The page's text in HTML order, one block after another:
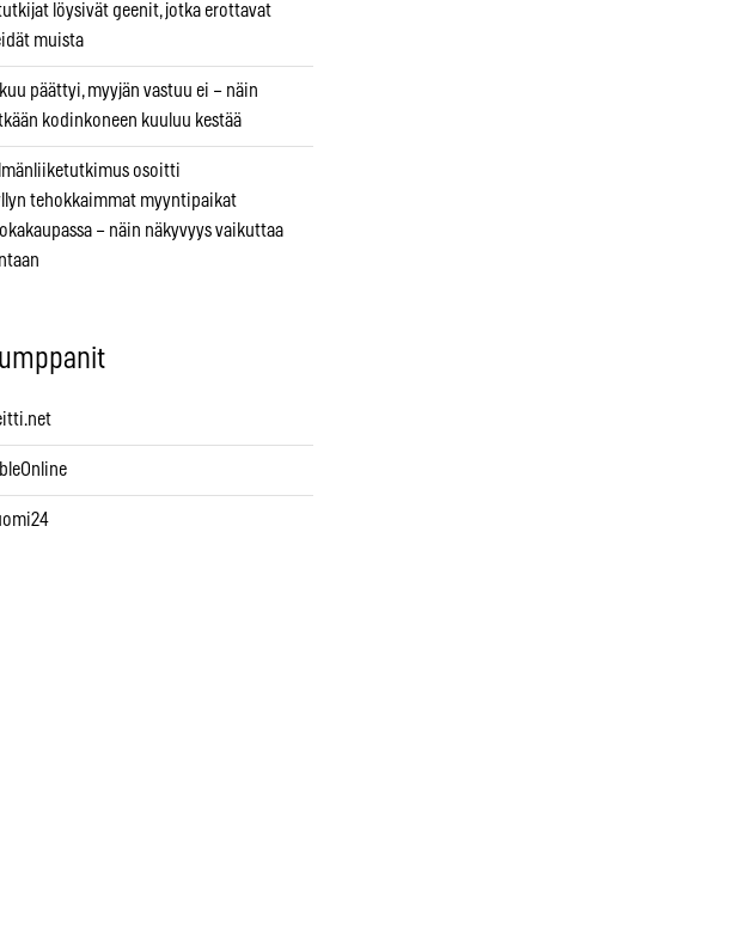
löysivät geenit, jotka erottavat
muista
päättyi, myyjän vastuu ei – näin
kodinkoneen kuuluu kestää
osoitti
tehokkaimmat myyntipaikat
– näin näkyvyys vaikuttaa